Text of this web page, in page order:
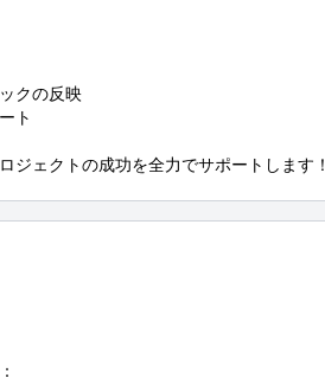
クの反映
ト
ジェクトの成功を全力でサポートします！